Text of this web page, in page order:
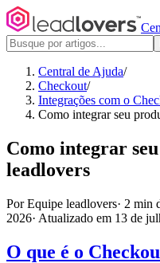
Central de Ajuda/
Checkout/
Integrações com o
Como integrar seu
Como integrar
leadlovers
Por Equipe leadlovers· 2 min
2026· Atualizado em 13 de
O que é o